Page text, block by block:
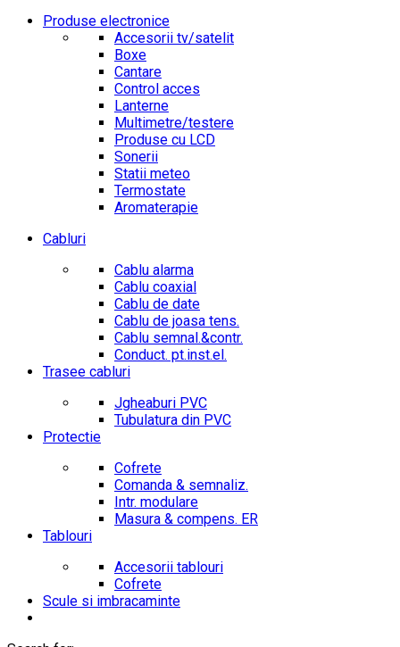
Produse electronice
Accesorii tv/satelit
Boxe
Cantare
Control acces
Lanterne
Multimetre/testere
Produse cu LCD
Sonerii
Statii meteo
Termostate
Aromaterapie
Cabluri
Cablu alarma
Cablu coaxial
Cablu de date
Cablu de joasa tens.
Cablu semnal.&contr.
Conduct. pt.inst.el.
Trasee cabluri
Jgheaburi PVC
Tubulatura din PVC
Protectie
Cofrete
Comanda & semnaliz.
Intr. modulare
Masura & compens. ER
Tablouri
Accesorii tablouri
Cofrete
Scule si imbracaminte